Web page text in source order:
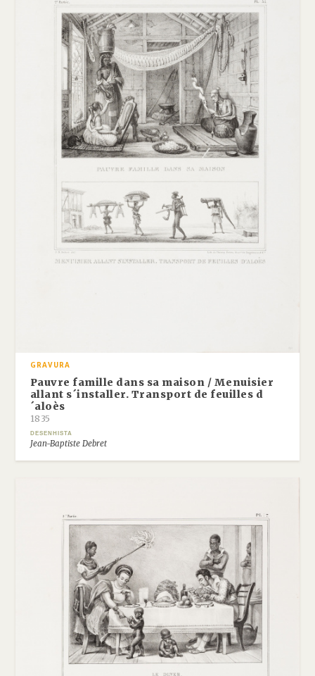
GRAVURA
Pauvre famille dans sa maison / Menuisier
allant s´installer. Transport de feuilles d
´aloès
1835
DESENHISTA
Jean-Baptiste Debret